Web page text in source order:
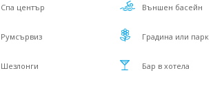
Спа център Външен басейн
Румсървиз Градина или парк
Шезлонги Бар в хотела